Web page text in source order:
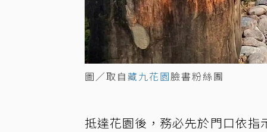
圖／取自 藏九花園臉書粉絲團
抵達花園後，務必先於門口依